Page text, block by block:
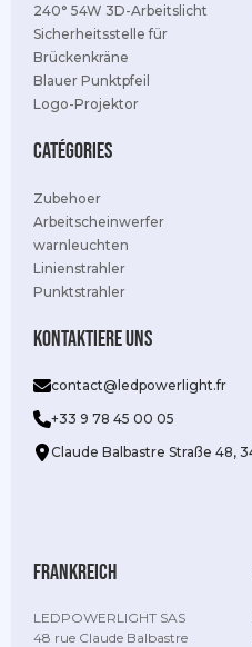
240° 54W 3D-Arbeitslicht
Sicherheitsstelle für
Brückenkräne
Blauer Punktpfeil
Logo-Projektor
Catégories
Zubehoer
Arbeitscheinwerfer
warnleuchten
Linienstrahler
Punktstrahler
Kontaktiere uns
contact@ledpowerlight.fr
+33 9 78 45 00 05
Claude Balbastre Straße 48,
Frankreich
LEDPOWERLIGHT SAS
48 rue Claude Balbastre